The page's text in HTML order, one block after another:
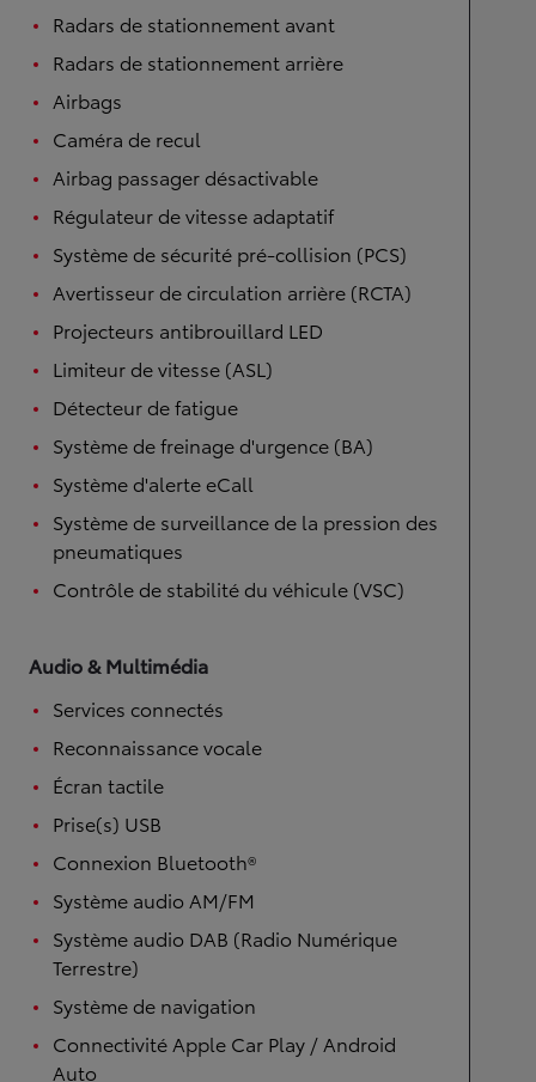
Radars de stationnement avant
Radars de stationnement arrière
Airbags
Caméra de recul
Airbag passager désactivable
Régulateur de vitesse adaptatif
Système de sécurité pré-collision (PCS)
Avertisseur de circulation arrière (RCTA)
Projecteurs antibrouillard LED
Limiteur de vitesse (ASL)
Détecteur de fatigue
Système de freinage d'urgence (BA)
Système d'alerte eCall
Système de surveillance de la pression des
pneumatiques
Contrôle de stabilité du véhicule (VSC)
Audio & Multimédia
Services connectés
Reconnaissance vocale
Écran tactile
Prise(s) USB
Connexion Bluetooth®
Système audio AM/FM
Système audio DAB (Radio Numérique
Terrestre)
Système de navigation
Connectivité Apple Car Play / Android
Auto